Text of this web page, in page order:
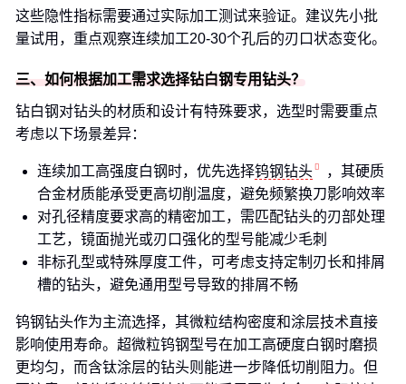
这些隐性指标需要通过实际加工测试来验证。建议先小批
量试用，重点观察连续加工20-30个孔后的刃口状态变化。
三、如何根据加工需求选择钻白钢专用钻头？
钻白钢对钻头的材质和设计有特殊要求，选型时需要重点
考虑以下场景差异：
连续加工高强度白钢时，优先选择钨钢钻头
，其硬质
合金材质能承受更高切削温度，避免频繁换刀影响效率
对孔径精度要求高的精密加工，需匹配钻头的刃部处理
工艺，镜面抛光或刃口强化的型号能减少毛刺
非标孔型或特殊厚度工件，可考虑支持定制刃长和排屑
槽的钻头，避免通用型号导致的排屑不畅
钨钢钻头作为主流选择，其微粒结构密度和涂层技术直接
影响使用寿命。超微粒钨钢型号在加工高硬度白钢时磨损
更均匀，而含钛涂层的钻头则能进一步降低切削阻力。但